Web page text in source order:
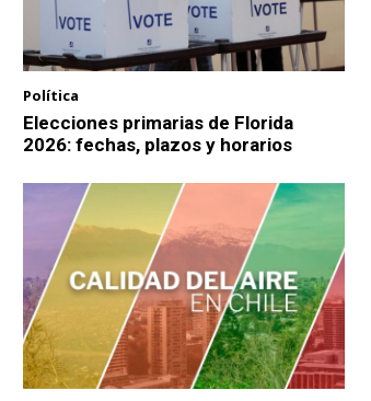
Política
Elecciones primarias de Florida
2026: fechas, plazos y horarios